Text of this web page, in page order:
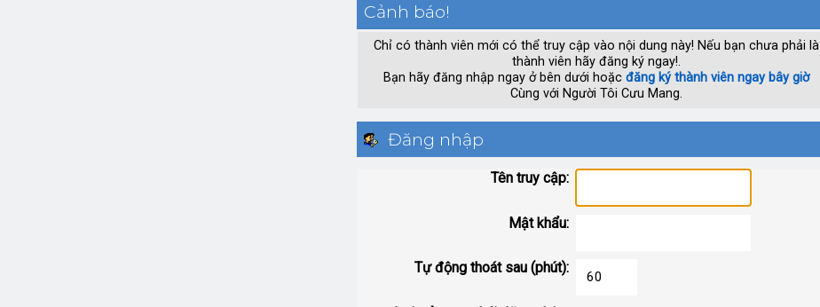
Cảnh báo!
Chỉ có thành viên mới có thể truy cập vào nội dung này! Nếu bạn chưa phải là
thành viên hãy đăng ký ngay!.
Bạn hãy đăng nhập ngay ở bên dưới hoặc đăng ký thành viên ngay bây giờ
Cùng với Người Tôi Cưu Mang.
Đăng nhập
Tên truy cập:
Mật khẩu:
Tự động thoát sau (phút):